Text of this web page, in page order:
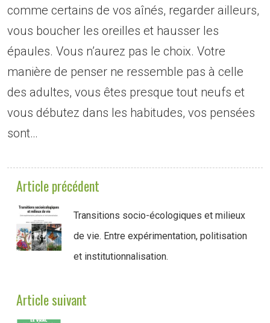
comme certains de vos aînés, regarder ailleurs,
vous boucher les oreilles et hausser les
épaules. Vous n’aurez pas le choix. Votre
manière de penser ne ressemble pas à celle
des adultes, vous êtes presque tout neufs et
vous débutez dans les habitudes, vos pensées
sont…
Article précédent
Transitions socio-écologiques et milieux
de vie. Entre expérimentation, politisation
et institutionnalisation.
Article suivant